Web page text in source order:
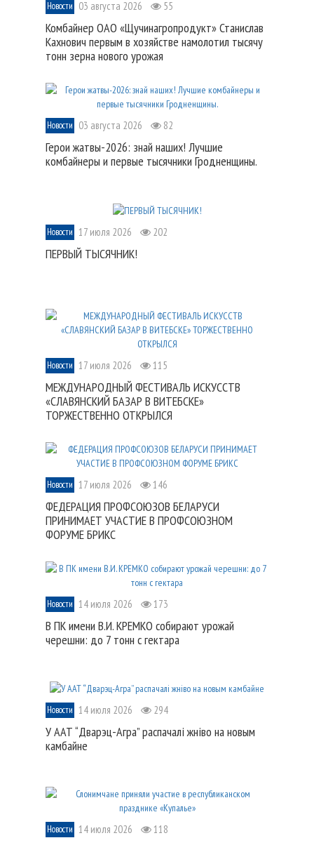
Новости 03 августа 2026 55
Комбайнер ОАО «Щучинагропродукт» Станислав
Кахнович первым в хозяйстве намолотил тысячу
тонн зерна нового урожая
Новости 03 августа 2026 82
Герои жатвы-2026: знай наших! Лучшие
комбайнеры и первые тысячники Гродненщины.
Новости 17 июля 2026 202
ПЕРВЫЙ ТЫСЯЧНИК!
Новости 17 июля 2026 115
МЕЖДУНАРОДНЫЙ ФЕСТИВАЛЬ ИСКУССТВ
«СЛАВЯНСКИЙ БАЗАР В ВИТЕБСКЕ»
ТОРЖЕСТВЕННО ОТКРЫЛСЯ
Новости 17 июля 2026 146
ФЕДЕРАЦИЯ ПРОФСОЮЗОВ БЕЛАРУСИ
ПРИНИМАЕТ УЧАСТИЕ В ПРОФСОЮЗНОМ
ФОРУМЕ БРИКС
Новости 14 июля 2026 173
В ПК имени В.И. КРЕМКО собирают урожай
черешни: до 7 тонн с гектара
Новости 14 июля 2026 294
У ААТ “Дварэц-Агра” распачалі жніво на новым
камбайне
Новости 14 июля 2026 118